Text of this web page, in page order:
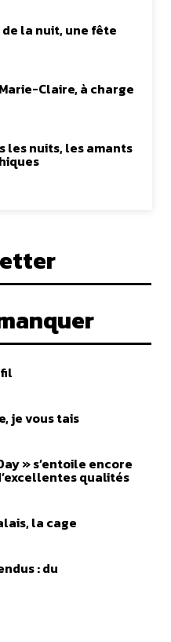
de la nuit, une fête
Claire, à charge
les nuits, les amants
je vous tais
» s’entoile encore
qualités
la cage
: du